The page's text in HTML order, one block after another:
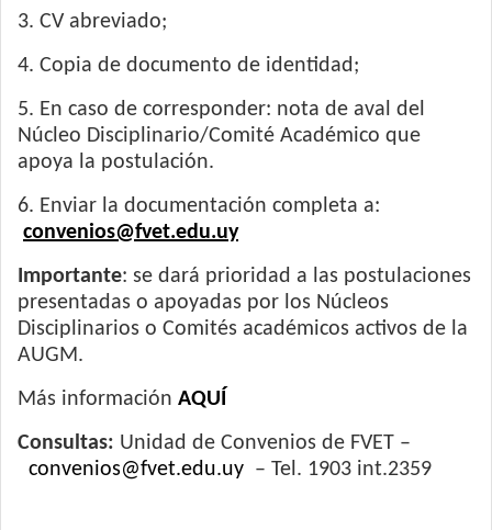
3. CV abreviado;
4. Copia de documento de identidad;
5. En caso de corresponder: nota de aval del
Núcleo Disciplinario/Comité Académico que
apoya la postulación.
6. Enviar la documentación completa a:
convenios@fvet.edu.uy
Importante: se dará prioridad a las postulaciones
presentadas o apoyadas por los Núcleos
Disciplinarios o Comités académicos activos de la
AUGM.
Más información AQUÍ
Consultas: Unidad de Convenios de FVET –
convenios@fvet.edu.uy – Tel. 1903 int.2359